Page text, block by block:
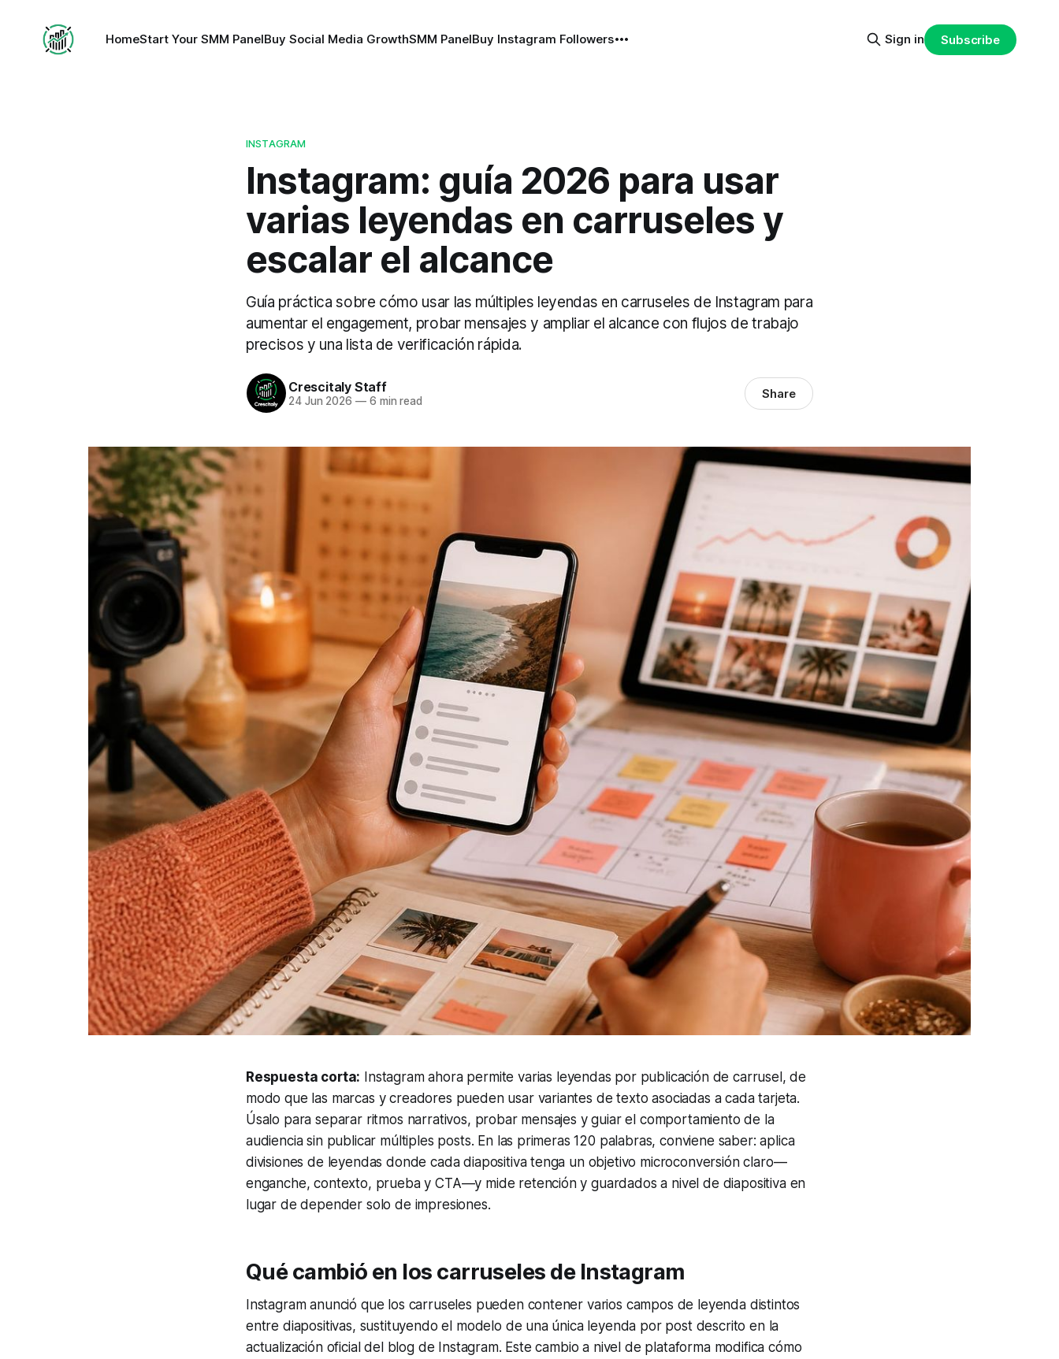
HomeStart Your SMM PanelBuy Social Media GrowthSMM PanelBuy Instagram Followers Sign in Subscribe
INSTAGRAM
Instagram: guía 2026 para usar
varias leyendas en carruseles y
escalar el alcance
Guía práctica sobre cómo usar las múltiples leyendas en carruseles de Instagram para
aumentar el engagement, probar mensajes y ampliar el alcance con flujos de trabajo
precisos y una lista de verificación rápida.
Crescitaly Staff
24 Jun 2026 —6 min read Share
Respuesta corta: Instagram ahora permite varias leyendas por publicación de carrusel, de
modo que las marcas y creadores pueden usar variantes de texto asociadas a cada tarjeta.
Úsalo para separar ritmos narrativos, probar mensajes y guiar el comportamiento de la
audiencia sin publicar múltiples posts. En las primeras 120 palabras, conviene saber: aplica
divisiones de leyendas donde cada diapositiva tenga un objetivo microconversión claro—
enganche, contexto, prueba y CTA—y mide retención y guardados a nivel de diapositiva en
lugar de depender solo de impresiones.
Qué cambió en los carruseles de Instagram
Instagram anunció que los carruseles pueden contener varios campos de leyenda distintos
entre diapositivas, sustituyendo el modelo de una única leyenda por post descrito en la
actualización oficial del blog de Instagram. Este cambio a nivel de plataforma modifica cómo